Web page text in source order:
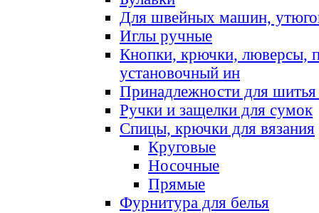
Для швейных машин,
Иглы ручные
Кнопки, крючки, люверсы,
установочный ин
Принадлежности для шитья
Ручки и защелки для сумок
Спицы, крючки для вязания
Круговые
Носочные
Прямые
Фурнитура для белья